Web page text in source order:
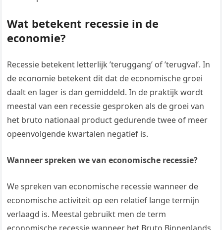
Wat betekent recessie in de
economie?
Recessie betekent letterlijk ’teruggang’ of ’terugval’. In
de economie betekent dit dat de economische groei
daalt en lager is dan gemiddeld. In de praktijk wordt
meestal van een recessie gesproken als de groei van
het bruto nationaal product gedurende twee of meer
opeenvolgende kwartalen negatief is.
Wanneer spreken we van economische recessie?
We spreken van economische recessie wanneer de
economische activiteit op een relatief lange termijn
verlaagd is. Meestal gebruikt men de term